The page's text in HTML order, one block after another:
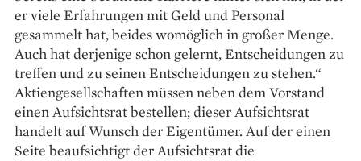
er viele Erfahrungen mit Geld und Personal
gesammelt hat, beides womöglich in großer Menge.
Auch hat derjenige schon gelernt, Entscheidungen zu
treffen und zu seinen Entscheidungen zu stehen.“
Aktiengesellschaften müssen neben dem Vorstand
einen Aufsichtsrat bestellen; dieser Aufsichtsrat
handelt auf Wunsch der Eigen­tümer. Auf der einen
Seite beaufsichtigt der Aufsichtsrat die